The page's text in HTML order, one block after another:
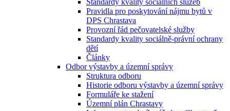
Standardy kvality sociálních služeb
Pravidla pro poskytování nájmu bytů v
DPS Chrastava
Provozní řád pečovatelské služby
Standardy kvality sociálně-právní ochrany
dětí
Články
Odbor výstavby a územní správy
Struktura odboru
Historie odboru výstavby a územní správy
Formuláře ke stažení
Územní plán Chrastavy